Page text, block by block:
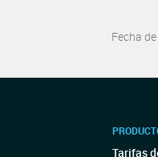
Fecha
Tarifas